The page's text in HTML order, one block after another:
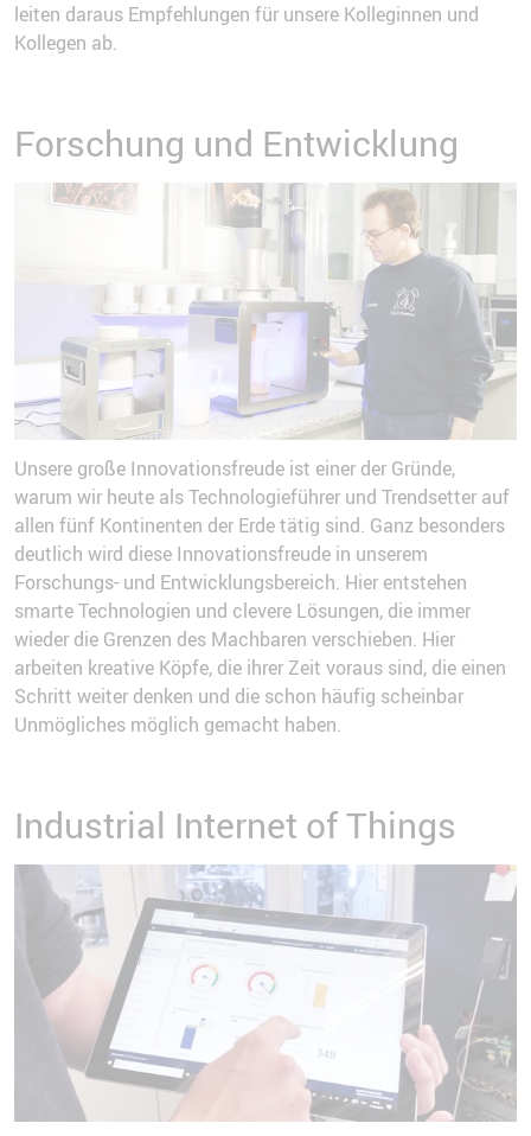
leiten daraus Empfehlungen für unsere Kolleginnen und
Kollegen ab.
Forschung und Entwicklung
Unsere große Innovationsfreude ist einer der Gründe,
warum wir heute als Technologieführer und Trendsetter auf
allen fünf Kontinenten der Erde tätig sind. Ganz besonders
deutlich wird diese Innovationsfreude in unserem
Forschungs- und Entwicklungsbereich. Hier entstehen
smarte Technologien und clevere Lösungen, die immer
wieder die Grenzen des Machbaren verschieben. Hier
arbeiten kreative Köpfe, die ihrer Zeit voraus sind, die einen
Schritt weiter denken und die schon häufig scheinbar
Unmögliches möglich gemacht haben.
Industrial Internet of Things